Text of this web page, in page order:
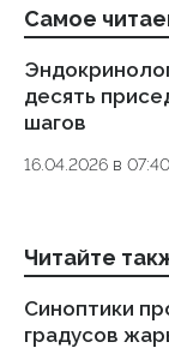
Самое
десять
шагов
16.04.2026 в 07:40
Читайте
Синоптики
градусов